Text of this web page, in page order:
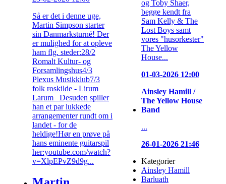
Så er det i denne uge,
Martin Simpson starter
sin Danmarksturné! Der
er mulighed for at opleve
ham flg. steder:28/2
Romalt Kultur- og
Forsamlingshus4/3
Plexus Musikklub7/3
folk roskilde - Lirum
Larum Desuden spiller
han et par lukkede
arrangementer rundt om i
landet - for de
heldige!Hør en prøve på
hans eminente guitarspil
her:youtube.com/watch?
v=XlpEPvZ9d9g...
og Toby Shaer,
begge kendt fra
Sam Kelly & The
Lost Boys samt
vores "husorkester"
The Yellow
House...
01-03-2026 12:00
Ainsley Hamill /
The Yellow House
Band
...
26-01-2026 21:46
Kategorier
Ainsley Hamill
Barluath